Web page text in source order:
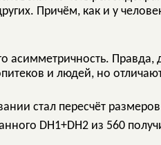
Причём, как и у
асимметричность.
и людей, но
стал пересчёт
DH1+DH2 из 560